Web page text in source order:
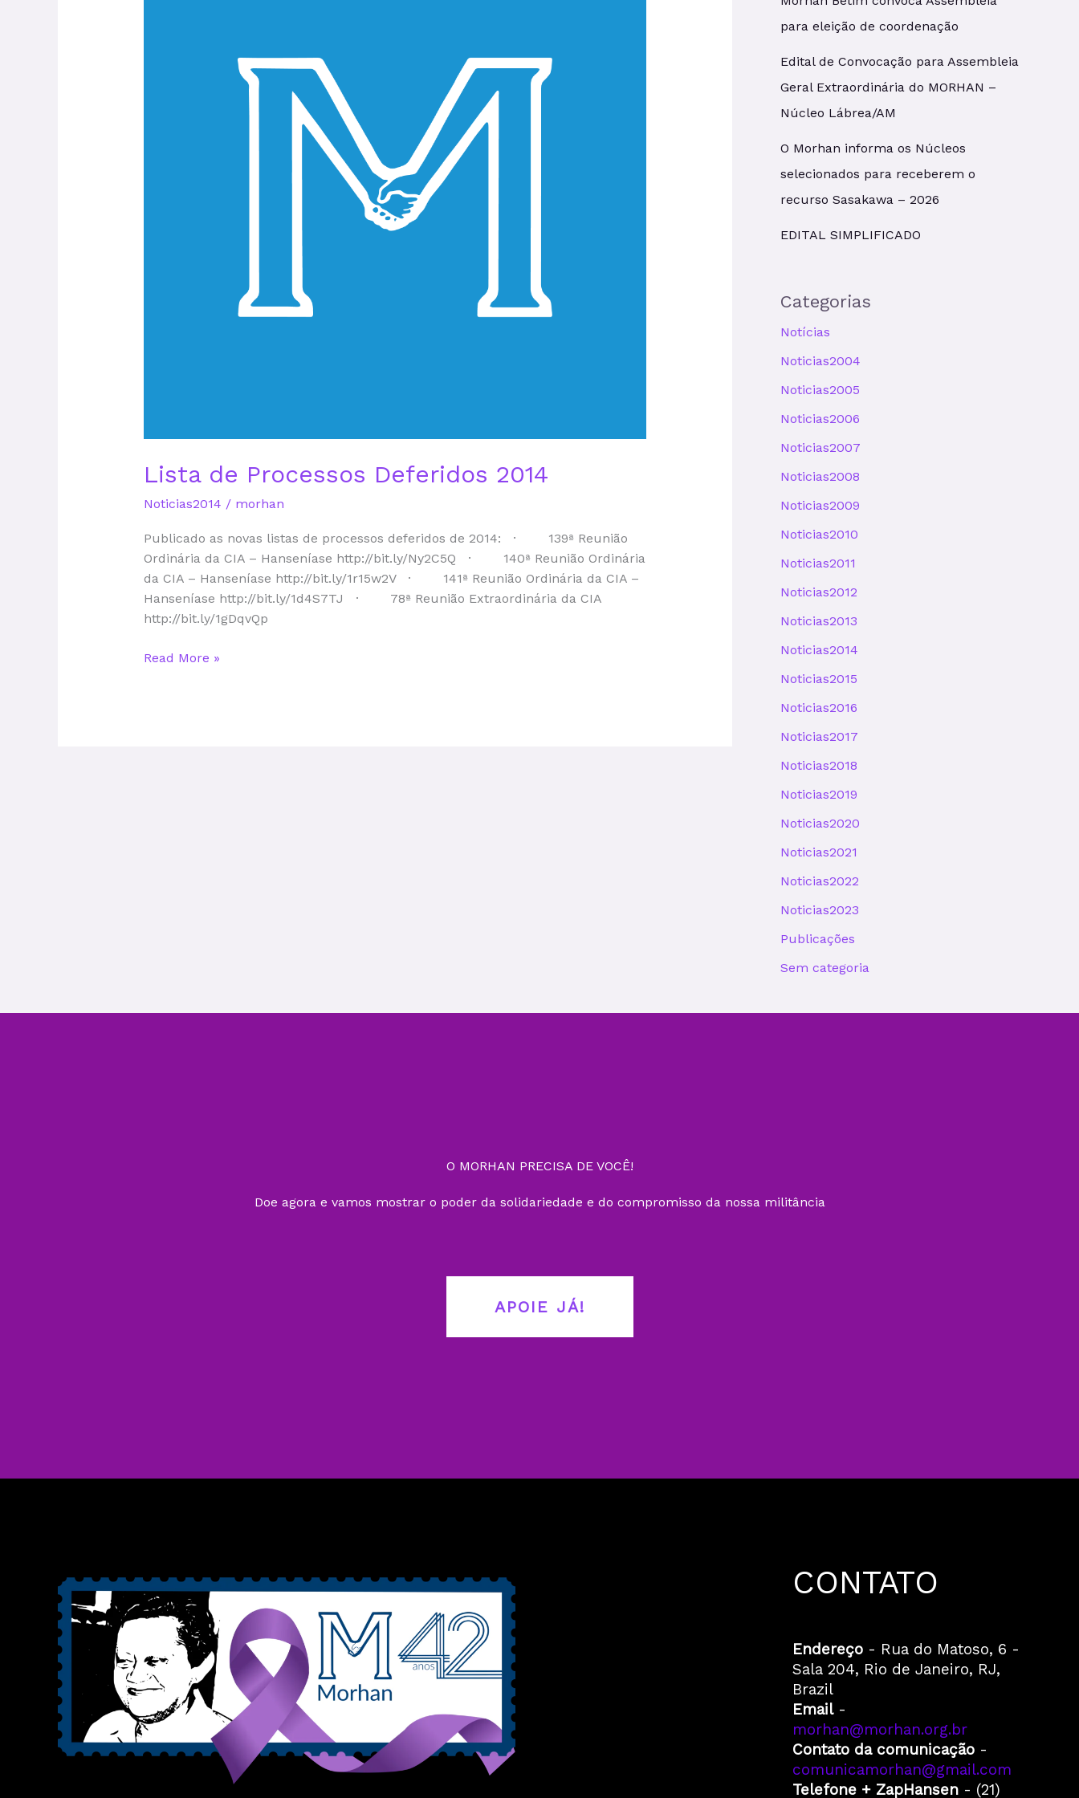
Lista de Processos Deferidos 2014
Noticias2014 / morhan
Publicado as novas listas de processos deferidos de 2014: · 139ª Reunião
Ordinária da CIA – Hanseníase http://bit.ly/Ny2C5Q · 140ª Reunião Ordinária
da CIA – Hanseníase http://bit.ly/1r15w2V · 141ª Reunião Ordinária da CIA –
Hanseníase http://bit.ly/1d4S7TJ · 78ª Reunião Extraordinária da CIA
http://bit.ly/1gDqvQp
Read More »
para eleição de coordenação
Edital de Convocação para Assembleia
Geral Extraordinária do MORHAN –
Núcleo Lábrea/AM
O Morhan informa os Núcleos
selecionados para receberem o
recurso Sasakawa – 2026
EDITAL SIMPLIFICADO
Categorias
Notícias
Noticias2004
Noticias2005
Noticias2006
Noticias2007
Noticias2008
Noticias2009
Noticias2010
Noticias2011
Noticias2012
Noticias2013
Noticias2014
Noticias2015
Noticias2016
Noticias2017
Noticias2018
Noticias2019
Noticias2020
Noticias2021
Noticias2022
Noticias2023
Publicações
Sem categoria
O MORHAN PRECISA DE VOCÊ!
Doe agora e vamos mostrar o poder da solidariedade e do compromisso da nossa militância
APOIE JÁ!
CONTATO
Endereço - Rua do Matoso, 6 -
Sala 204, Rio de Janeiro, RJ,
Brazil
Email-
morhan@morhan.org.br
Contato da comunicação -
comunicamorhan@gmail.com
Telefone + ZapHansen - (21)